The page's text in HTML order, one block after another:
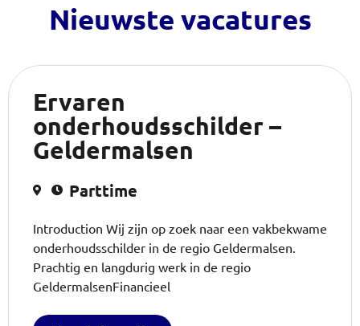
Nieuwste vacatures
Ervaren
onderhoudsschilder –
Geldermalsen
Parttime
Introduction Wij zijn op zoek naar een vakbekwame
onderhoudsschilder in de regio Geldermalsen.
Prachtig en langdurig werk in de regio
GeldermalsenFinancieel